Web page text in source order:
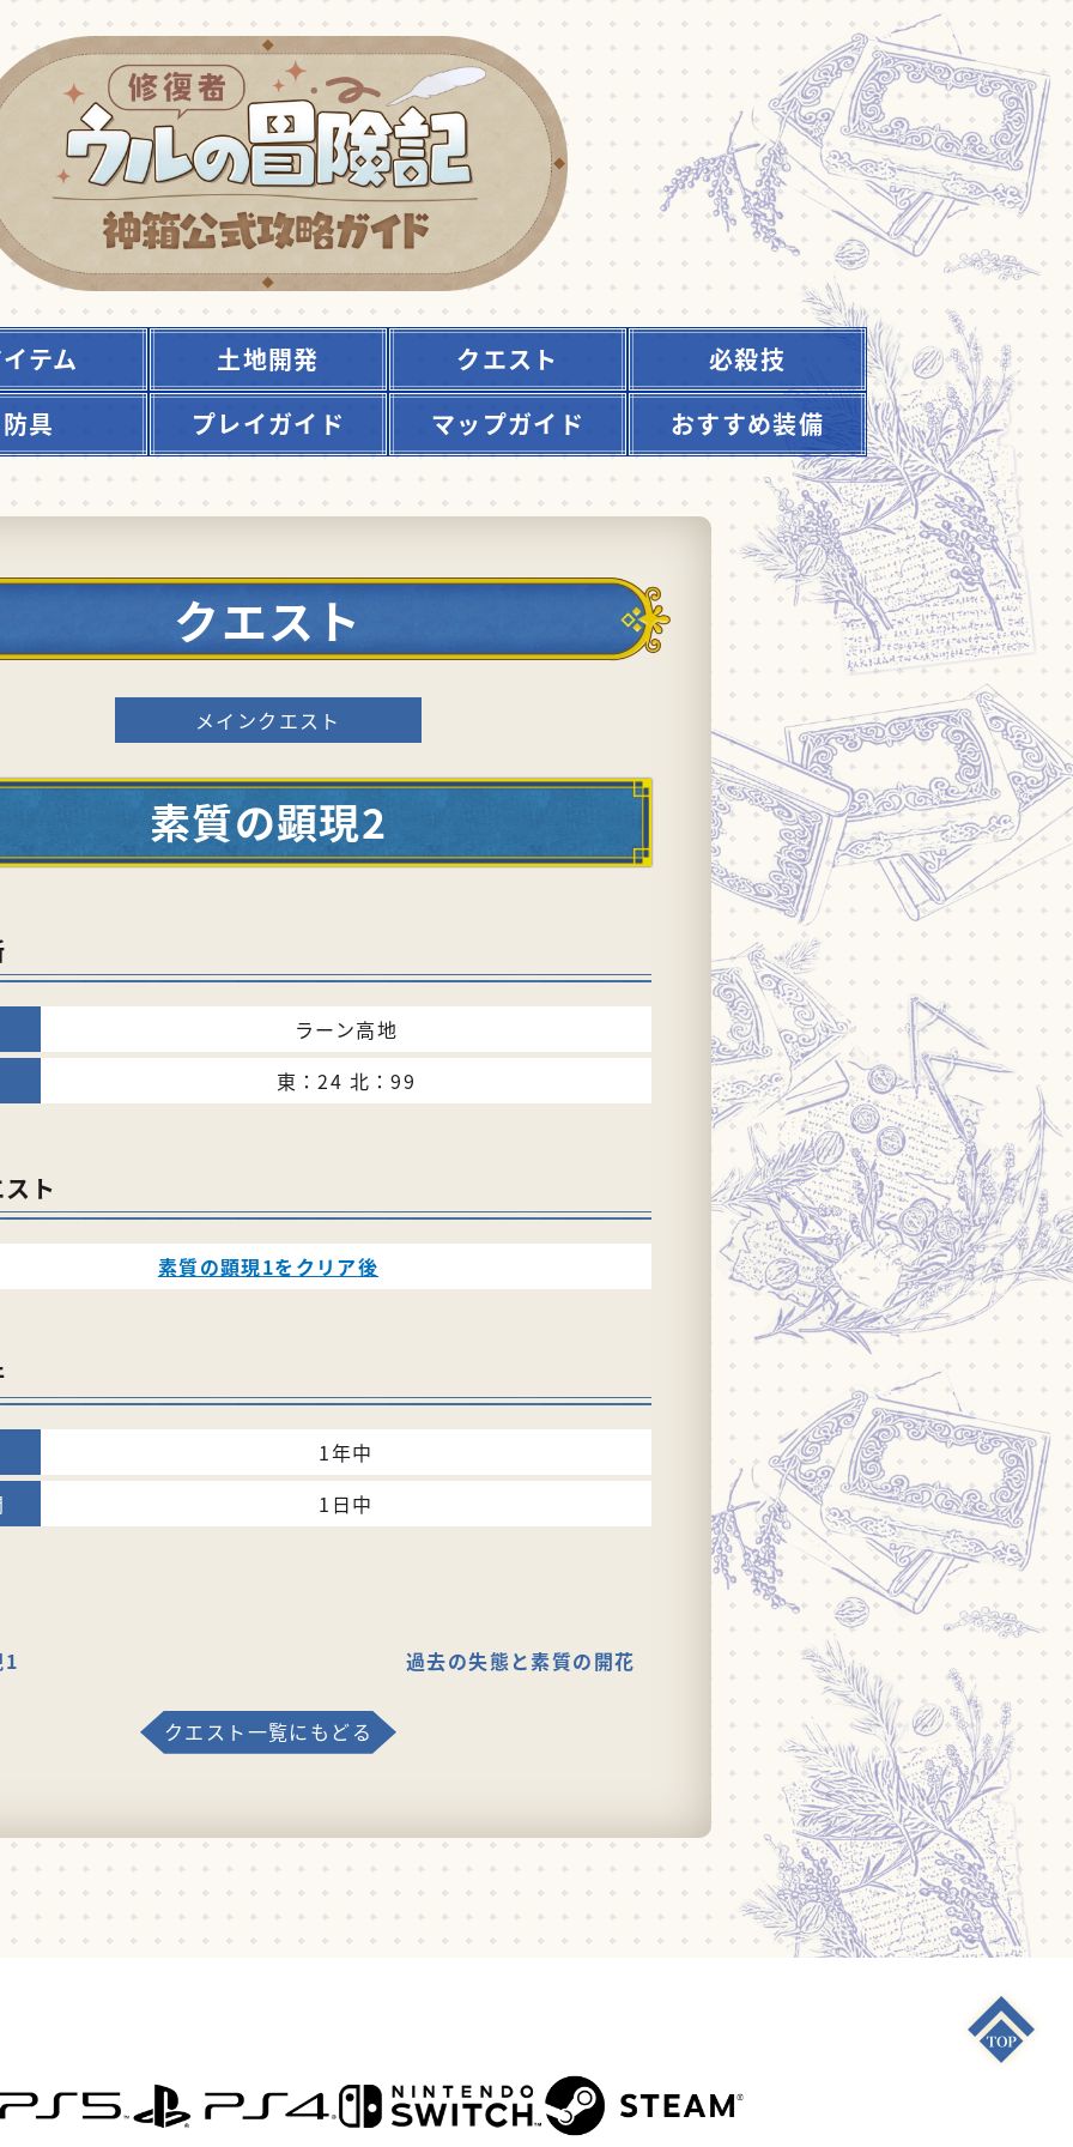
テム 土地開発 クエスト
必殺技
防具
プレイガイド マップガイド おすすめ装備
クエスト
メインクエスト
素質の顕現2
ラーン高地
東：24 北：99
ト
素質の顕現1をクリア後
1年中
1日中
1 過去の失態と素質の開花
クエスト一覧にもどる